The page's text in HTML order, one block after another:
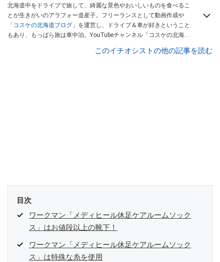
北海道中をドライブで旅して、綺麗な景色やおいしいものを食べるこ
とが生きがいのアラフォー道産子。フリーランスとして動画作成や
「コスケの北海道ブログ」 を運営し、ドライブ＆車が好きということ
もあり、もっぱら旅は車中泊。YouTubeチャンネル「コスケの北海道
子、旅だけではなく車のレポートなども配信中。このイチオシストの他の記事を読む
目次
ワークマン「メディヒール休足ケアルームソック
ス」はお値段以上の靴下！
ワークマン「メディヒール休足ケアルームソック
ス」は特殊な糸を使用